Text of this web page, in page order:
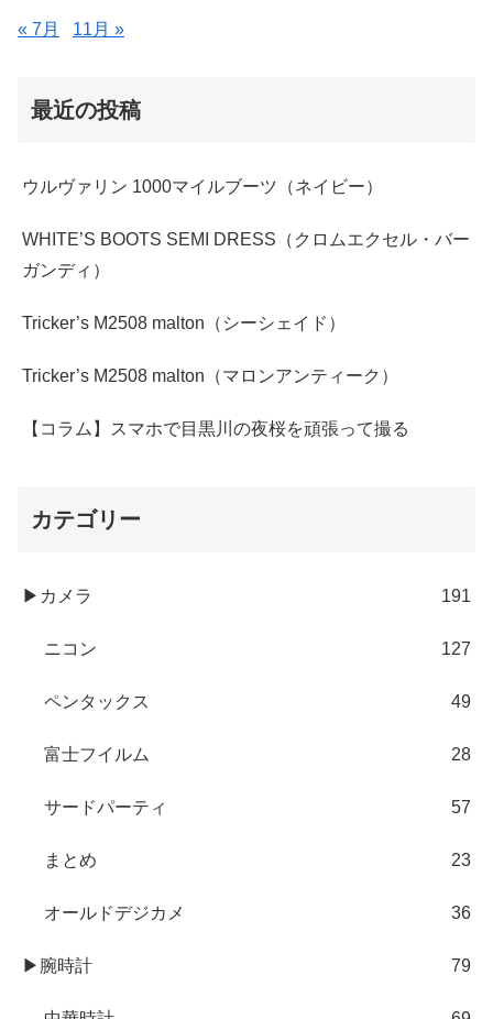
« 7月 11月 »
最近の投稿
ウルヴァリン 1000マイルブーツ（ネイビー）
WHITE’S BOOTS SEMI DRESS（クロムエクセル・バー
ガンディ）
Tricker’s M2508 malton（シーシェイド）
Tricker’s M2508 malton（マロンアンティーク）
【コラム】スマホで目黒川の夜桜を頑張って撮る
カテゴリー
▶カメラ 191
ニコン 127
ペンタックス 49
富士フイルム 28
サードパーティ 57
まとめ 23
オールドデジカメ 36
▶腕時計 79